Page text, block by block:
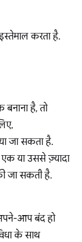
करता है.
है, तो
जा सकता है.
या उससे ज़्यादा
जा सकती है.
अपने-आप बंद हो
के साथ